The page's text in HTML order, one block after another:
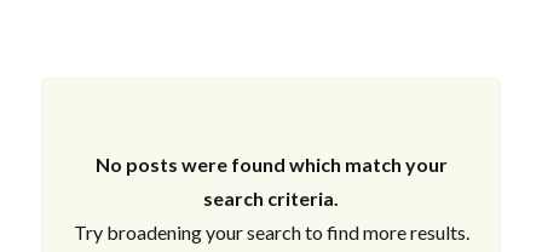
No posts were found which match your
search criteria.
Try broadening your search to find more results.